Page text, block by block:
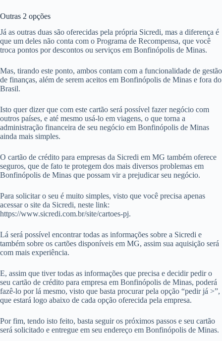
Outras 2 opções
Já as outras duas são oferecidas pela própria Sicredi, mas a diferença é
que um deles não conta com o Programa de Recompensa, que você
troca pontos por descontos ou serviços em Bonfinópolis de Minas.
Mas, tirando este ponto, ambos contam com a funcionalidade de gestão
de finanças, além de serem aceitos em Bonfinópolis de Minas e fora do
Brasil.
Isto quer dizer que com este cartão será possível fazer negócio com
outros países, e até mesmo usá-lo em viagens, o que torna a
administração financeira de seu negócio em Bonfinópolis de Minas
ainda mais simples.
O cartão de crédito para empresas da Sicredi em MG também oferece
seguros, que de fato te protegem dos mais diversos problemas em
Bonfinópolis de Minas que possam vir a prejudicar seu negócio.
Para solicitar o seu é muito simples, visto que você precisa apenas
acessar o site da Sicredi, neste link:
https://www.sicredi.com.br/site/cartoes-pj.
Lá será possível encontrar todas as informações sobre a Sicredi e
também sobre os cartões disponíveis em MG, assim sua aquisição será
com mais experiência.
E, assim que tiver todas as informações que precisa e decidir pedir o
seu cartão de crédito para empresa em Bonfinópolis de Minas, poderá
fazê-lo por lá mesmo, visto que basta procurar pela opção “pedir já >”,
que estará logo abaixo de cada opção oferecida pela empresa.
Por fim, tendo isto feito, basta seguir os próximos passos e seu cartão
será solicitado e entregue em seu endereço em Bonfinópolis de Minas.